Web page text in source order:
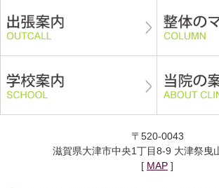
〒520-0043
滋賀県大津市中央1丁目8-9 大津祭曳
[ MAP ]